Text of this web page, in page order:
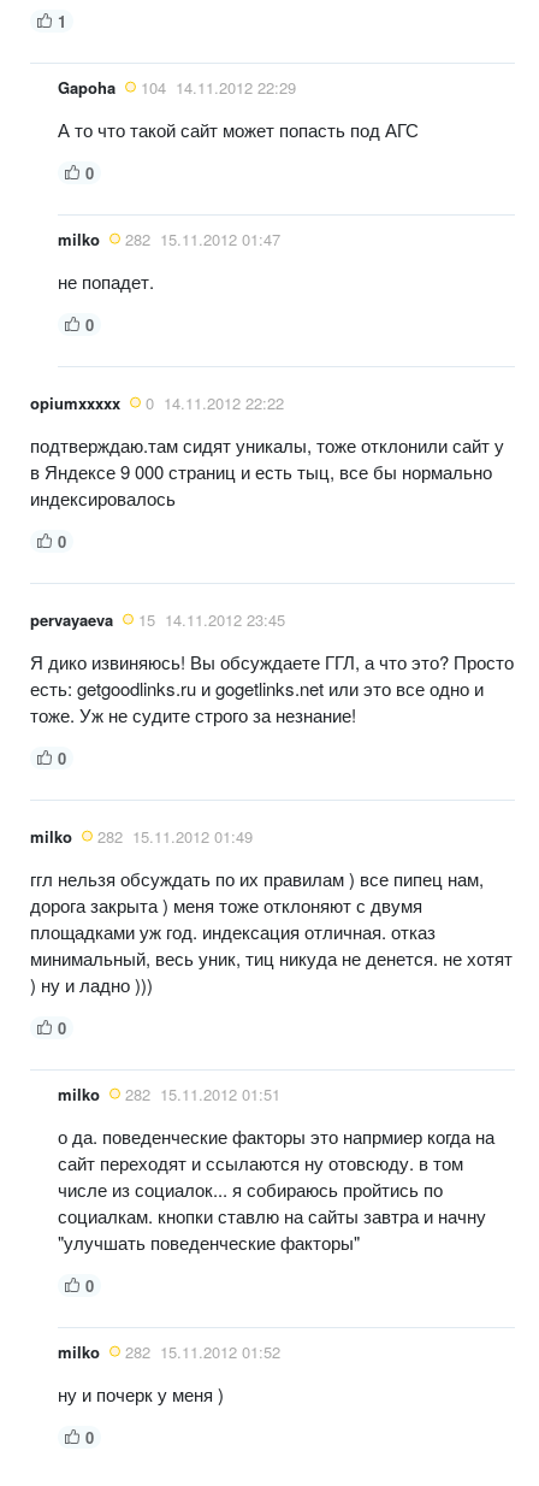
1
Gapoha 104 14.11.2012 22:29
А то что такой сайт может попасть под АГС
0
milko 282 15.11.2012 01:47
не попадет.
0
opiumxxxxx 0 14.11.2012 22:22
подтверждаю.там сидят уникалы, тоже отклонили сайт у
в Яндексе 9 000 страниц и есть тыц, все бы нормально
индексировалось
0
pervayaeva 15 14.11.2012 23:45
Я дико извиняюсь! Вы обсуждаете ГГЛ, а что это? Просто
есть: getgoodlinks.ru и gogetlinks.net или это все одно и
тоже. Уж не судите строго за незнание!
0
milko 282 15.11.2012 01:49
ггл нельзя обсуждать по их правилам ) все пипец нам,
дорога закрыта ) меня тоже отклоняют с двумя
площадками уж год. индексация отличная. отказ
минимальный, весь уник, тиц никуда не денется. не хотят
) ну и ладно )))
0
milko 282 15.11.2012 01:51
о да. поведенческие факторы это напрмиер когда на
сайт переходят и ссылаются ну отовсюду. в том
числе из социалок... я собираюсь пройтись по
социалкам. кнопки ставлю на сайты завтра и начну
"улучшать поведенческие факторы"
0
milko 282 15.11.2012 01:52
ну и почерк у меня )
0